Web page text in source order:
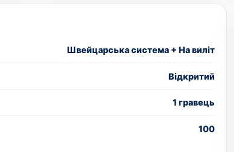
Швейцарська система + На виліт
Вiдкритий
1 гравець
100